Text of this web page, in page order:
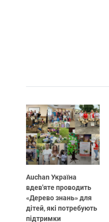
Auchan Україна
вдев'яте проводить
«Дерево знань» для
дітей, які потребують
підтримки